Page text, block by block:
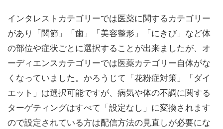
インタレストカテゴリーでは医薬に関するカテゴリー
があり「関節」「歯」「美容整形」「にきび」など体
の部位や症状ごとに選択することが出来ましたが、オ
ーディエンスカテゴリーでは医薬カテゴリー自体がな
くなっていました。かろうじて「花粉症対策」「ダイ
エット」は選択可能ですが、病気や体の不調に関する
ターゲティングはすべて「設定なし」に変換されます
ので設定されている方は配信方法の見直しが必要にな